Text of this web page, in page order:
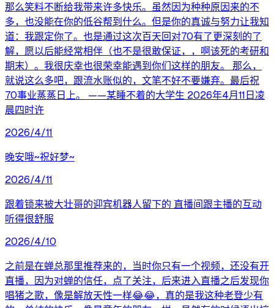
那么笑料不断给我带来许多快乐。虽然因为种种原因来的不
多，也没能在你的低谷帮到什么。但是你的真诚与努力让我知
道：我跟定你了。也是通过这次百天回对70有了更深刻的了
解，愿以后能经常相伴（也不是很敢保证，，啊该死的考研和
期末）。我很庆幸也很荣幸能遇到你们这样的朋友。 那么，
就说这么多吧，跟流水账似的，文笔不好不要嫌弃。最后祝
70事业蒸蒸日上。 ——某睡不着的大学生 2026年4月11日凌
晨四时许
2026/4/11
晚安哦~祝好梦~
2026/4/11
跟着锁来被大壮哥的迎宾机器人留下的 直播间跟主播的互动
听得很舒服
2026/4/10
之前是在蝉总那里推荐来的，当时你只有一个视频，还没有开
直播，因为对蝉的信任，点了关注，后来进入直播之后发现你
唱猪之歌，像是解放天性一样😂😂，真的是我这种老登少有